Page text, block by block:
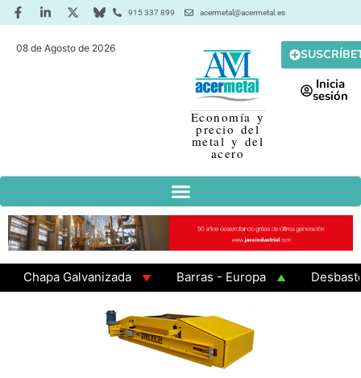
915 337 899 acermetal@acermetal.es
08 de Agosto de 2026
Economía y
precio del
metal y del
acero
Inicia
sesión
Galvanizada Barras - Europa
Desbaste -